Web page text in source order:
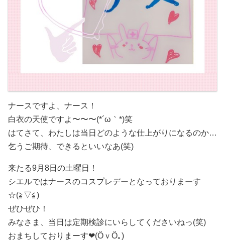
ナースですよ、ナース！
白衣の天使ですよ〜〜〜(*´ω｀*)笑
はてさて、わたしは当日どのような仕上がりになるのか…
乞うご期待、できるといいなあ(笑)
来たる9月8日の土曜日！
シエルではナースのコスプレデーとなっておりまーす
☆(≧▽≦)
ぜひぜひ！
みなさま、当日は定期検診にいらしてくださいねっ(笑)
おまちしておりまーす❤(ӦｖӦ｡)